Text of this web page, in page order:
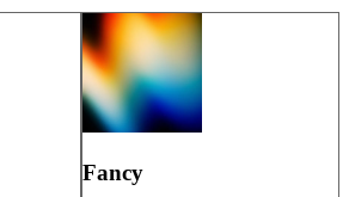
Fancy